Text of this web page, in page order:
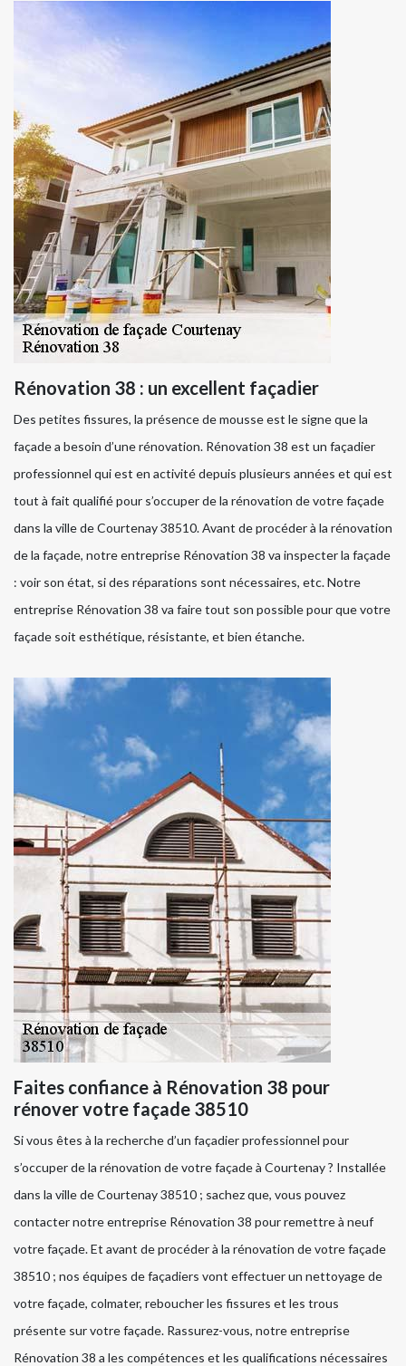
Rénovation 38 : un excellent façadier
Des petites fissures, la présence de mousse est le signe que la
façade a besoin d’une rénovation. Rénovation 38 est un façadier
professionnel qui est en activité depuis plusieurs années et qui est
tout à fait qualifié pour s’occuper de la rénovation de votre façade
dans la ville de Courtenay 38510. Avant de procéder à la rénovation
de la façade, notre entreprise Rénovation 38 va inspecter la façade
: voir son état, si des réparations sont nécessaires, etc. Notre
entreprise Rénovation 38 va faire tout son possible pour que votre
façade soit esthétique, résistante, et bien étanche.
Faites confiance à Rénovation 38 pour
rénover votre façade 38510
Si vous êtes à la recherche d’un façadier professionnel pour
s’occuper de la rénovation de votre façade à Courtenay ? Installée
dans la ville de Courtenay 38510 ; sachez que, vous pouvez
contacter notre entreprise Rénovation 38 pour remettre à neuf
votre façade. Et avant de procéder à la rénovation de votre façade
38510 ; nos équipes de façadiers vont effectuer un nettoyage de
votre façade, colmater, reboucher les fissures et les trous
présente sur votre façade. Rassurez-vous, notre entreprise
Rénovation 38 a les compétences et les qualifications nécessaires